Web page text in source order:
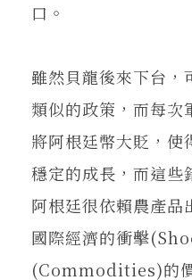
口。
雖然貝龍後來下台，
類似的政策，而每次
將阿根廷幣大貶，使
穩定的成長，而這些
阿根廷很依賴農產品
國際經濟的衝擊
(Commodities)的